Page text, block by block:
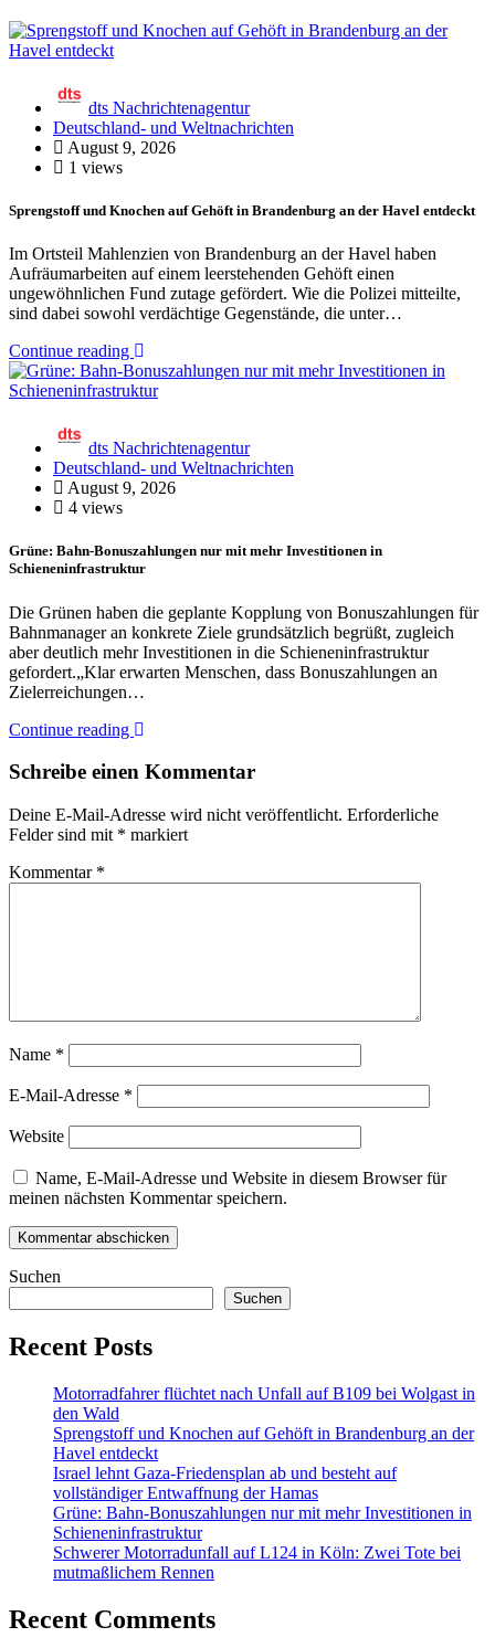
dts Nachrichtenagentur
Deutschland- und Weltnachrichten
August 9, 2026
1 views
Sprengstoff und Knochen auf Gehöft in Brandenburg an der Havel entdeckt
Im Ortsteil Mahlenzien von Brandenburg an der Havel haben
Aufräumarbeiten auf einem leerstehenden Gehöft einen
ungewöhnlichen Fund zutage gefördert. Wie die Polizei mitteilte,
sind dabei sowohl verdächtige Gegenstände, die unter…
Continue reading
dts Nachrichtenagentur
Deutschland- und Weltnachrichten
August 9, 2026
4 views
Grüne: Bahn-Bonuszahlungen nur mit mehr Investitionen in
Schieneninfrastruktur
Die Grünen haben die geplante Kopplung von Bonuszahlungen für
Bahnmanager an konkrete Ziele grundsätzlich begrüßt, zugleich
aber deutlich mehr Investitionen in die Schieneninfrastruktur
gefordert.„Klar erwarten Menschen, dass Bonuszahlungen an
Zielerreichungen…
Continue reading
Schreibe einen Kommentar
Deine E-Mail-Adresse wird nicht veröffentlicht. Erforderliche
Felder sind mit * markiert
Kommentar *
Name *
E-Mail-Adresse *
Website
Name, E-Mail-Adresse und Website in diesem Browser für
meinen nächsten Kommentar speichern.
Suchen
Suchen
Recent Posts
Motorradfahrer flüchtet nach Unfall auf B109 bei Wolgast in
den Wald
Sprengstoff und Knochen auf Gehöft in Brandenburg an der
Havel entdeckt
Israel lehnt Gaza-Friedensplan ab und besteht auf
vollständiger Entwaffnung der Hamas
Grüne: Bahn-Bonuszahlungen nur mit mehr Investitionen in
Schieneninfrastruktur
Schwerer Motorradunfall auf L124 in Köln: Zwei Tote bei
mutmaßlichem Rennen
Recent Comments